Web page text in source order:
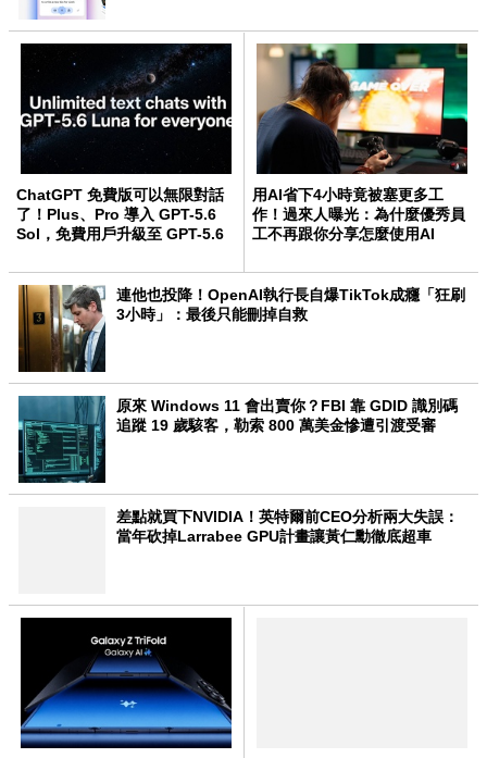
ChatGPT 免費版可以無限對話
了！Plus、Pro 導入 GPT-5.6
Sol，免費用戶升級至 GPT-5.6
用AI省下4小時竟被塞更多工
作！過來人曝光：為什麼優秀員
工不再跟你分享怎麼使用AI
連他也投降！OpenAI執行長自爆TikTok成癮「狂刷
3小時」：最後只能刪掉自救
原來 Windows 11 會出賣你？FBI 靠 GDID 識別碼
追蹤 19 歲駭客，勒索 800 萬美金慘遭引渡受審
差點就買下NVIDIA！英特爾前CEO分析兩大失誤：
當年砍掉Larrabee GPU計畫讓黃仁勳徹底超車